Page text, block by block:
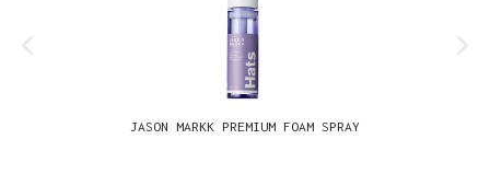
JASON MARKK PREMIUM FOAM SPRAY